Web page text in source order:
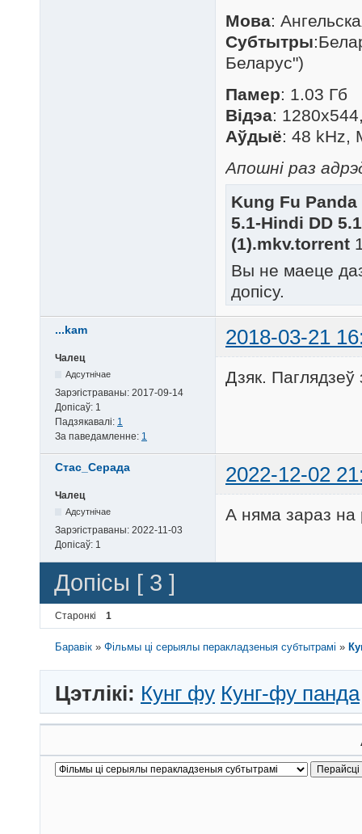
Мова:
Субтытры
Беларус")
Памер: 1.03 Гб
Відэа:
Аўдыё: 48 kHz,
Апошні раз
Kung Fu
5.1-Hindi DD
(1).mkv.torrent
Вы не маеце
допісу.
...kam 2018-03-21
Чалец
Адсутнічае
Зарэгістраваны: 2017-09-14
Допісаў: 1
Падзякавалі: 1
За паведамленне: 1
Дзяк.
Стас_Серада 2022-12-02
Чалец
Адсутнічае
Зарэгістраваны: 2022-11-03
Допісаў: 1
А няма зараз на
Допісы [ 3 ]
Старонкі 1
Баравік »Фільмы ці серыялы перакладзеныя субтытрамі »
Цэтлікі: Кунг фу Кунг-фу панда